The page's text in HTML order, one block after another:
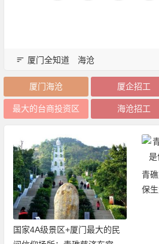
厦门全知道 海沧
厦门海沧 厦企招工
最大的台商投资区 海沧招工
国家4A级景区+厦门最大的民
青
保生